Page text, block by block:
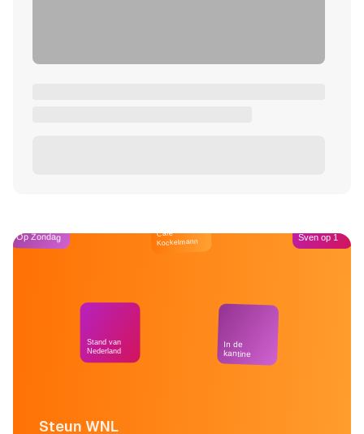
Steun WNL
Op Zondag
Stand van
Nederland
Café
Kockelmann
In de
kantine
Sven op 1